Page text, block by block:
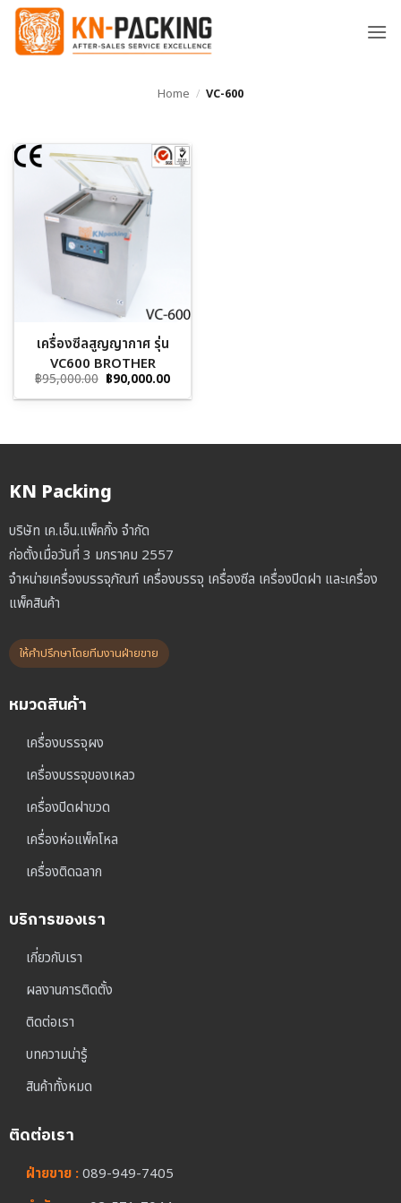
ข้าม
ยัง
Home / VC-600
เครื่องซีลสูญญากาศ รุ่น
VC600 BROTHER
฿95,000.00 Original
price
was:
฿90,000.00Current
is:
KN Packing
บริษัท เค.เอ็น.แพ็คกิ้ง จำกัด
ก่อตั้งเมื่อวันที่ 3 มกราคม 2557
จำหน่ายเครื่องบรรจุภัณฑ์ เครื่องบรรจุ เครื่องซีล เครื่องปิดฝา และเครื่อง
แพ็คสินค้า
ให้คำปรึกษาโดยทีมงานฝ่ายขาย
หมวดสินค้า
เครื่องบรรจุผง
เครื่องบรรจุของเหลว
เครื่องปิดฝาขวด
เครื่องห่อแพ็คโหล
เครื่องติดฉลาก
บริการของเรา
เกี่ยวกับเรา
ผลงานการติดตั้ง
ติดต่อเรา
บทความน่ารู้
สินค้าทั้งหมด
ติดต่อเรา
ฝ่ายขาย :089-949-7405